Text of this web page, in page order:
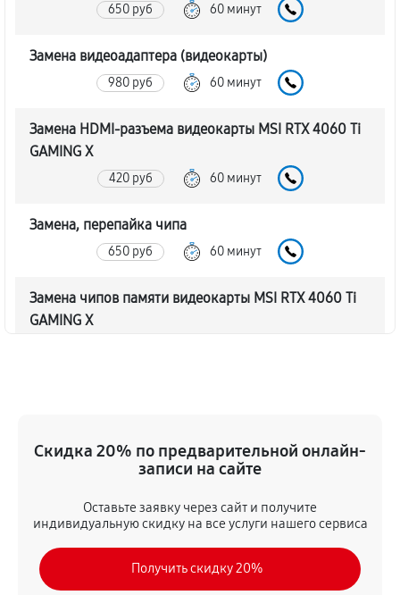
650 руб 60 минут
Замена видеоадаптера (видеокарты)
980 руб 60 минут
Замена HDMI-разъема видеокарты MSI RTX 4060 Ti
GAMING X
420 руб 60 минут
Замена, перепайка чипа
650 руб 60 минут
Замена чипов памяти видеокарты MSI RTX 4060 Ti
GAMING X
Восстановление BIOS на программаторе
360 руб 60 минут
Скидка 20% по предварительной онлайн-
записи на сайте
Оставьте заявку через сайт и получите
индивидуальную скидку на все услуги нашего сервиса
Получить скидку 20%